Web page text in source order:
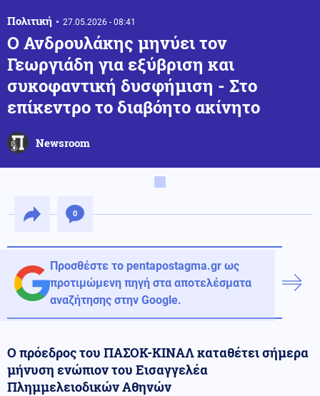
Πολιτική 27.05.2026 - 08:41
Ο Ανδρουλάκης μηνύει τον
Γεωργιάδη για εξύβριση και
συκοφαντική δυσφήμιση - Στο
επίκεντρο το διαβόητο ακίνητο
Newsroom
0
Προσθέστε το pentapostagma.gr ως
προτιμώμενη πηγή στα αποτελέσματα
αναζήτησης στην Google.
Ο πρόεδρος του ΠΑΣΟΚ-ΚΙΝΑΛ καταθέτει σήμερα
μήνυση ενώπιον του Εισαγγελέα
Πλημμελειοδικών Αθηνών